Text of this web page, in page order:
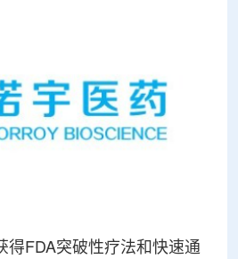
得FDA突破性疗法和快速通